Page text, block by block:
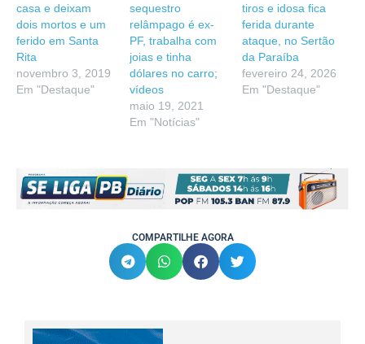
casa e deixam
dois mortos e um
ferido em Santa
Rita
novembro 3, 2019
Em "Destaque"
sequestro
relâmpago é ex-
PF, trabalha com
joias e tinha
dólares no carro;
vídeos
maio 19, 2021
Em "Notícias"
tiros e idosa fica
ferida durante
ataque, no Sertão
da Paraíba
fevereiro 24, 2026
Em "Destaque"
COMPARTILHE AGORA